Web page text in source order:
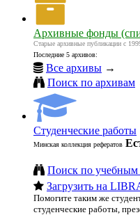
Архивные фонды
Старые архивные публикации с
Последние 5 архивов:
Все архивы →
Поиск по архивам
Студенческие работы
Минская коллекция рефератов
Поиск по учебным
Загрузить на
Помогите таким же
студенческие работы,